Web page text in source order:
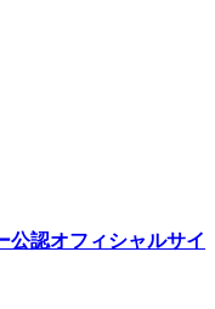
認オフィシャルサイ